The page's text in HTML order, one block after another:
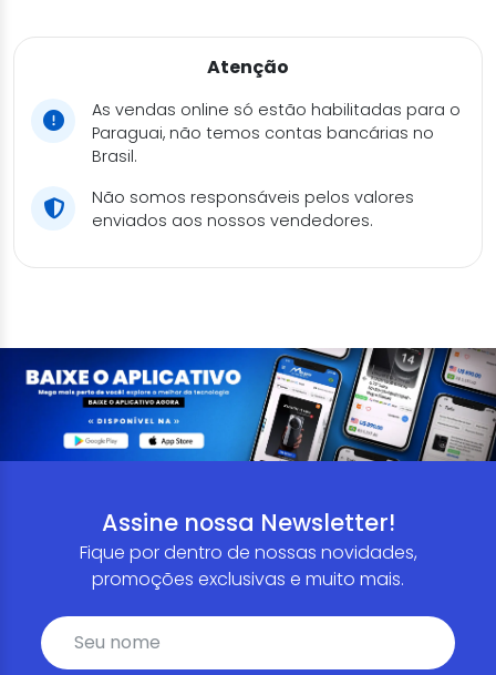
Atenção
As vendas online só estão habilitadas para o
Paraguai, não temos contas bancárias no
Brasil.
Não somos responsáveis pelos valores
enviados aos nossos vendedores.
Assine nossa Newsletter!
Fique por dentro de nossas novidades,
promoções exclusivas e muito mais.